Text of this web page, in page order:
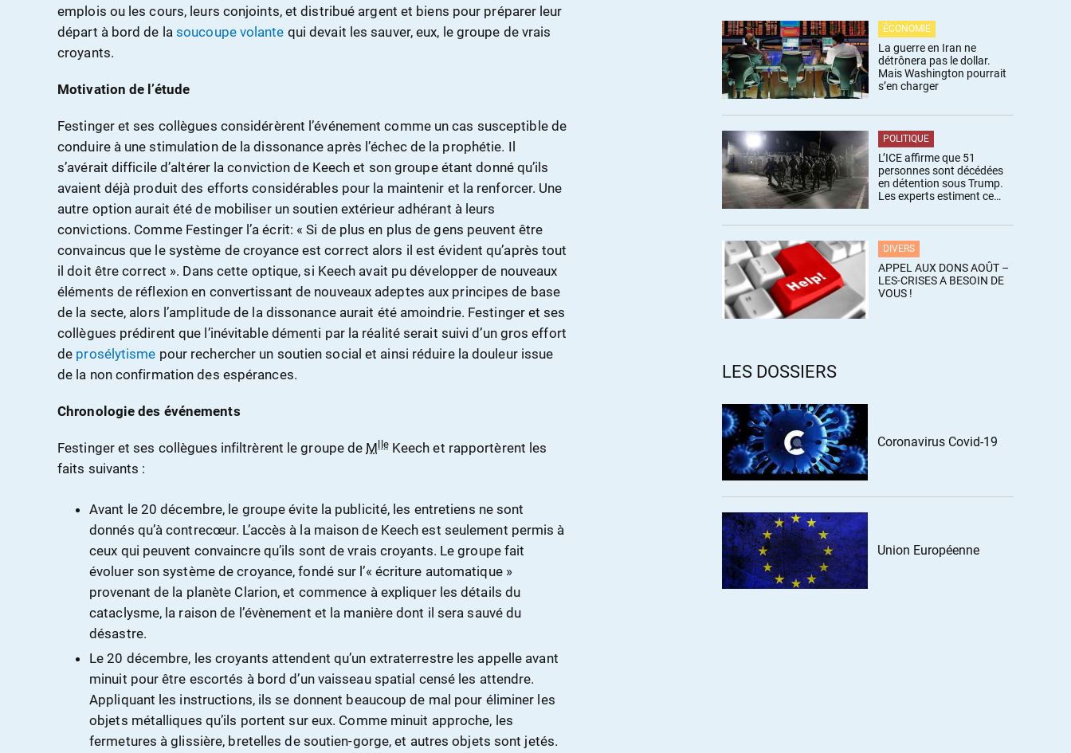
emplois ou les cours, leurs conjoints, et distribué argent et biens pour préparer leur
départ à bord de la soucoupe volante qui devait les sauver, eux, le groupe de vrais
croyants.
Motivation de l’étude
Festinger et ses collègues considérèrent l’événement comme un cas susceptible de
conduire à une stimulation de la dissonance après l’échec de la prophétie. Il
s’avérait difficile d’altérer la conviction de Keech et son groupe étant donné qu’ils
avaient déjà produit des efforts considérables pour la maintenir et la renforcer. Une
autre option aurait été de mobiliser un soutien extérieur adhérant à leurs
convictions. Comme Festinger l’a écrit: « Si de plus en plus de gens peuvent être
convaincus que le système de croyance est correct alors il est évident qu’après tout
il doit être correct ». Dans cette optique, si Keech avait pu développer de nouveaux
éléments de réflexion en convertissant de nouveaux adeptes aux principes de base
de la secte, alors l’amplitude de la dissonance aurait été amoindrie. Festinger et ses
collègues prédirent que l’inévitable démenti par la réalité serait suivi d’un gros effort
de prosélytisme pour rechercher un soutien social et ainsi réduire la douleur issue
de la non confirmation des espérances.
Chronologie des événements
Festinger et ses collègues infiltrèrent le groupe de M lleKeech et rapportèrent les
faits suivants :
Avant le 20 décembre, le groupe évite la publicité, les entretiens ne sont
donnés qu’à contrecœur. L’accès à la maison de Keech est seulement permis à
ceux qui peuvent convaincre qu’ils sont de vrais croyants. Le groupe fait
évoluer son système de croyance, fondé sur l’« écriture automatique »
provenant de la planète Clarion, et commence à expliquer les détails du
cataclysme, la raison de l’évènement et la manière dont il sera sauvé du
désastre.
Le20 décembre, les croyants attendent qu’un extraterrestre les appelle avant
minuit pour être escortés à bord d’un vaisseau spatial censé les attendre.
Appliquant les instructions, ils se donnent beaucoup de mal pour éliminer les
objets métalliques qu’ils portent sur eux. Comme minuit approche, les
fermetures à glissière, bretelles de soutien-gorge, et autres objets sont jetés.
ÉCONOMIE
La guerre en Iran ne
détrônera pas le dollar.
Mais Washington pourrait
s’en charger
POLITIQUE
L’ICE affirme que 51
personnes sont décédées
en détention sous Trump.
Les experts estiment ce
DIVERS
APPEL AUX DONS AOÛT –
LES-CRISES A BESOIN DE
VOUS !
LES DOSSIERS
Coronavirus Covid-19
Union Européenne